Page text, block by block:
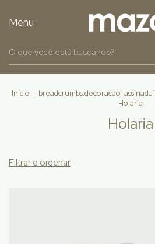
Menu
Início | breadcrumbs.decoracao-assinada1
Holaria
Holaria
Filtrar e ordenar